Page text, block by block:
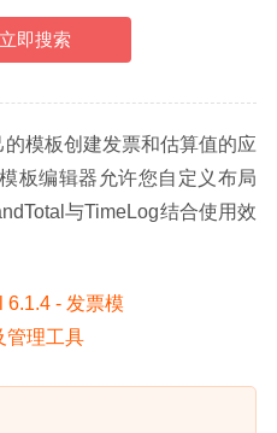
即搜索
模板创建发票和估算值的应
板编辑器允许您自定义布局
与TimeLog结合使用效